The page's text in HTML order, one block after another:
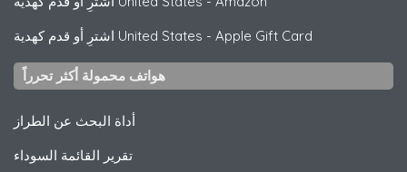
اشترِ أو قدم كهدية United States - Apple Gift Card
هواتف محمولة أكثر تحرراً
أداة البحث عن الطراز
تقرير القائمة السوداء